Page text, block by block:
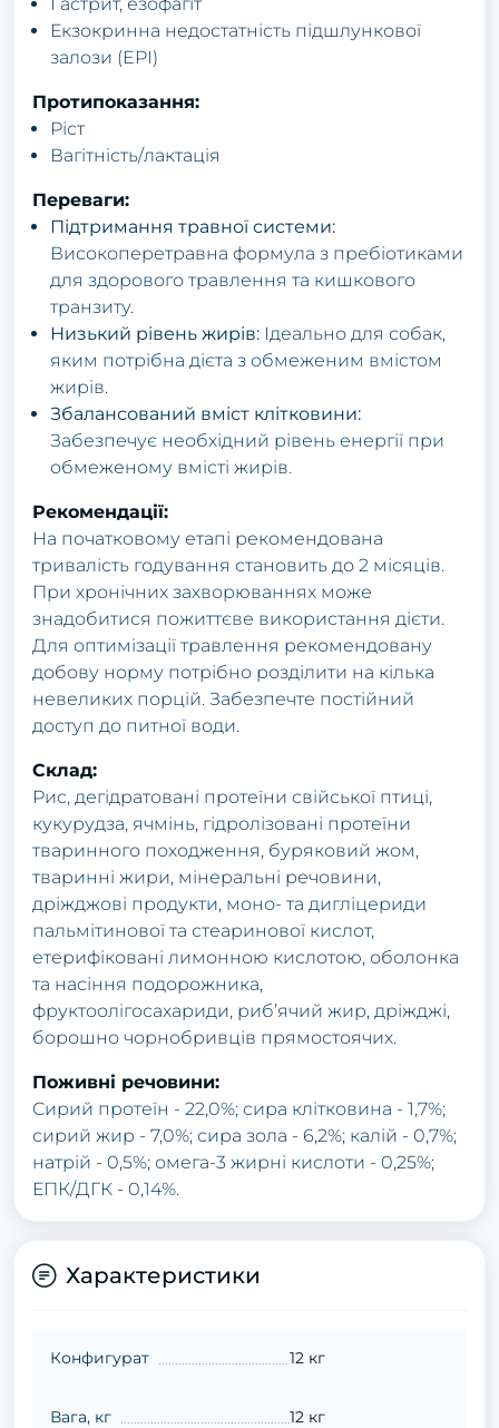
Екзокринна недостатність підшлункової
залози (EPI)
Протипоказання:
Ріст
Вагітність/лактація
Переваги:
Підтримання травної системи:
Високоперетравна формула з пребіотиками
для здорового травлення та кишкового
транзиту.
Низький рівень жирів: Ідеально для собак,
яким потрібна дієта з обмеженим вмістом
жирів.
Збалансований вміст клітковини:
Забезпечує необхідний рівень енергії при
обмеженому вмісті жирів.
Рекомендації:
На початковому етапі рекомендована
тривалість годування становить до 2 місяців.
При хронічних захворюваннях може
знадобитися пожиттєве використання дієти.
Для оптимізації травлення рекомендовану
добову норму потрібно розділити на кілька
невеликих порцій. Забезпечте постійний
доступ до питної води.
Склад:
Рис, дегідратовані протеїни свійської птиці,
кукурудза, ячмінь, гідролізовані протеїни
тваринного походження, буряковий жом,
тваринні жири, мінеральні речовини,
дріжджові продукти, моно- та дигліцериди
пальмітинової та стеаринової кислот,
етерифіковані лимонною кислотою, оболонка
та насіння подорожника,
фруктоолiгосахариди, риб’ячий жир, дріжджі,
борошно чорнобривців прямостоячих.
Поживні речовини:
Сирий протеїн - 22,0%; сира клітковина - 1,7%;
сирий жир - 7,0%; сира зола - 6,2%; калій - 0,7%;
натрій - 0,5%; омега-3 жирні кислоти - 0,25%;
ЕПК/ДГК - 0,14%.
Характеристики
Конфигурат 12 кг
Вага, кг 12 кг